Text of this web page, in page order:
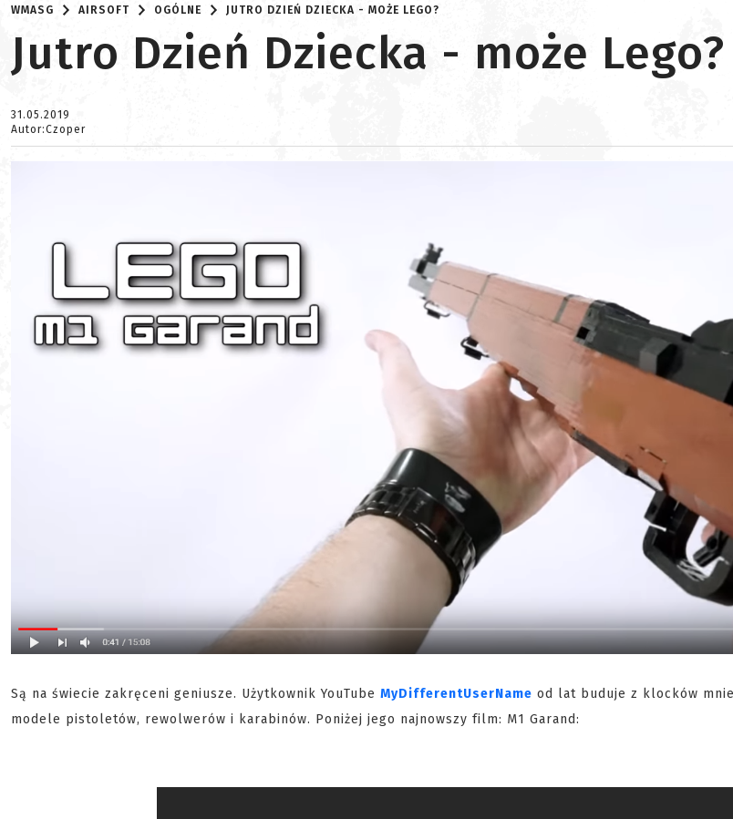
WMASG AIRSOFT OGÓLNE JUTRO DZIEŃ DZIECKA - MOŻE LEGO?
Jutro Dzień Dziecka - może Lego?
31.05.2019
Autor:Czoper
Są na świecie zakręceni geniusze. Użytkownik YouTube MyDifferentUserName od lat buduje z klocków
modele pistoletów, rewolwerów i karabinów. Poniżej jego najnowszy film: M1 Garand: